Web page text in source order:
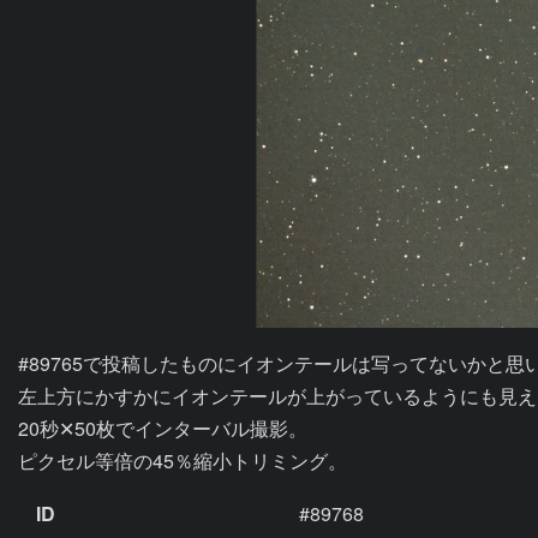
#89765で投稿したものにイオンテールは写ってないかと思
左上方にかすかにイオンテールが上がっているようにも見
20秒✕50枚でインターバル撮影。
ピクセル等倍の45％縮小トリミング。
ID
#89768